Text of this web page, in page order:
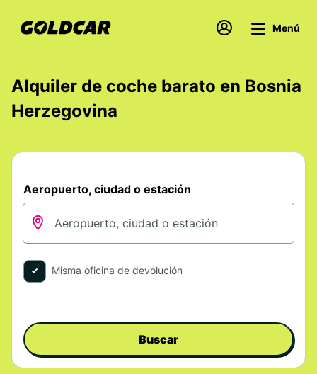
Menú
Alquiler de coche barato en Bosnia
Herzegovina
Aeropuerto, ciudad o estación
Misma oficina de devolución
Buscar